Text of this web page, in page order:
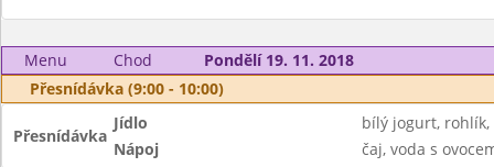
Menu Chod
Pondělí 19. 11. 2018
Přesnídávka (9:00 - 10:00)
Přesnídávka
Jídlo
bílý jogurt, rohlík,
Nápoj
čaj, voda s